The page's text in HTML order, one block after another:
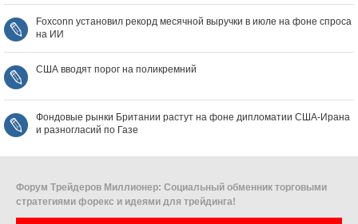
Foxconn установил рекорд месячной выручки в июле на фоне спроса
на ИИ
США вводят порог на поликремний
Фондовые рынки Британии растут на фоне дипломатии США‑Ирана
и разногласий по Газе
Форум Трейдеров Миллионер: Социальный обменник торговыми
стратегиями форекс и идеями для трейдинга!